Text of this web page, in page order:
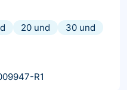
20 und
30 und
R1